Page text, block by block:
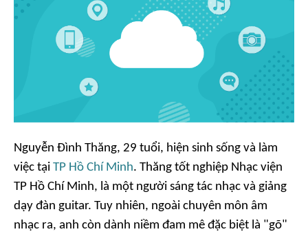
Nguyễn Đình Thăng, 29 tuổi, hiện sinh sống và làm
việc tại TP Hồ Chí Minh. Thăng tốt nghiệp Nhạc viện
TP Hồ Chí Minh, là một người sáng tác nhạc và giảng
dạy đàn guitar. Tuy nhiên, ngoài chuyên môn âm
nhạc ra, anh còn dành niềm đam mê đặc biệt là "gõ"